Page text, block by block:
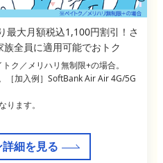
最大月額税込1,100円割引！さ
全員に適用可能でおトク
ク／メリハリ無制限+の場合。
［加入例］SoftBank Air Air 4G/5G
ます。
細を見る